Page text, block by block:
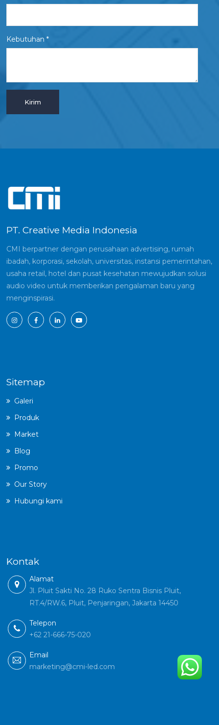
Kebutuhan *
PT. Creative Media Indonesia
CMI berpartner dengan perusahaan advertising, rumah
ibadah, korporasi, sekolah, universitas, instansi pemerintahan,
usaha retail, hotel dan pusat kesehatan mewujudkan solusi
audio video untuk memberikan pengalaman baru yang
menginspirasi.
Sitemap
Galeri
Produk
Market
Blog
Promo
Our Story
Hubungi kami
Kontak
Alamat
Jl. Pluit Sakti No. 28 Ruko Sentra Bisnis Pluit,
RT.4/RW.6, Pluit, Penjaringan, Jakarta 14450
Telepon
+62 21-666-75-020
Email
marketing@cmi-led.com